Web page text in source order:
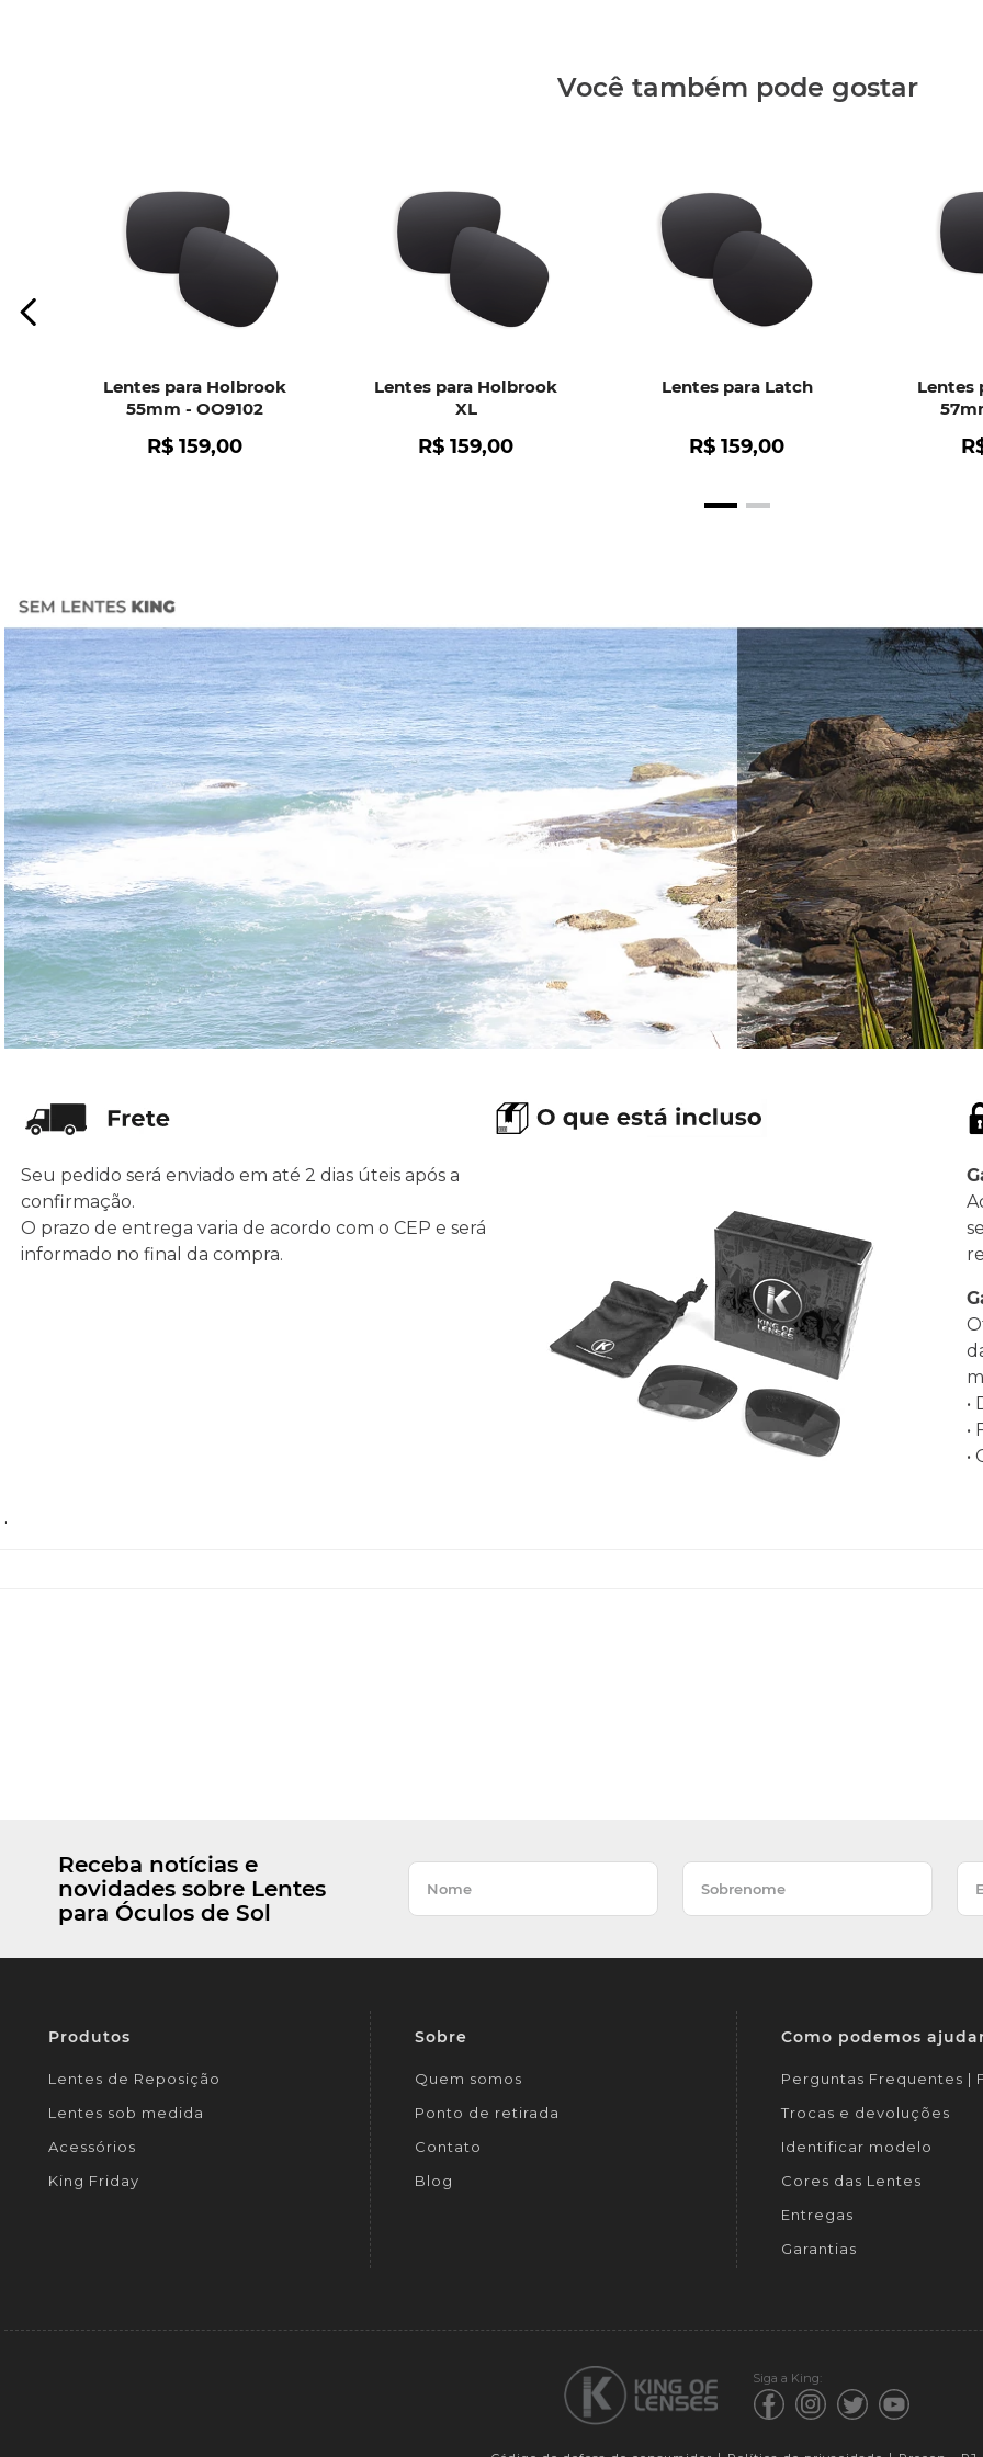
•
Você também pode gostar
Lentes para Holbrook
55mm - OO9102
R$ 159,00
Lentes para Holbrook
XL
R$ 159,00
Lentes para Latch
R$ 159,00
Lentes
Seu pedido será enviado em até 2 dias úteis após a
confirmação.
O prazo de entrega varia de acordo com o CEP e será
informado no final da compra.
•
•
•
.
Receba notícias e
novidades sobre Lentes
para Óculos de Sol
Produtos
Lentes de Reposição
Lentes sob medida
Acessórios
King Friday
Sobre
Quem somos
Ponto de retirada
Contato
Blog
Como podemos
Perguntas Frequentes |
Trocas e devoluções
Identificar modelo
Cores das Lentes
Entregas
Garantias
Siga a King: